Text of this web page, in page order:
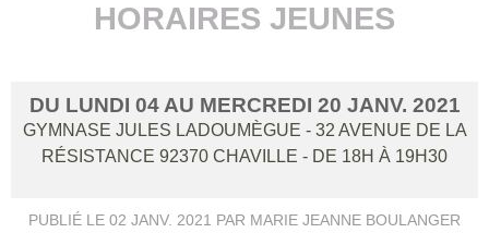
HORAIRES JEUNES
DU LUNDI 04AU MERCREDI 20 JANV. 2021
GYMNASE JULES LADOUMÈGUE - 32 AVENUE DE LA
RÉSISTANCE 92370 CHAVILLE - DE 18H À 19H30
PUBLIÉ LE 02 JANV. 2021 PAR MARIE JEANNE BOULANGER